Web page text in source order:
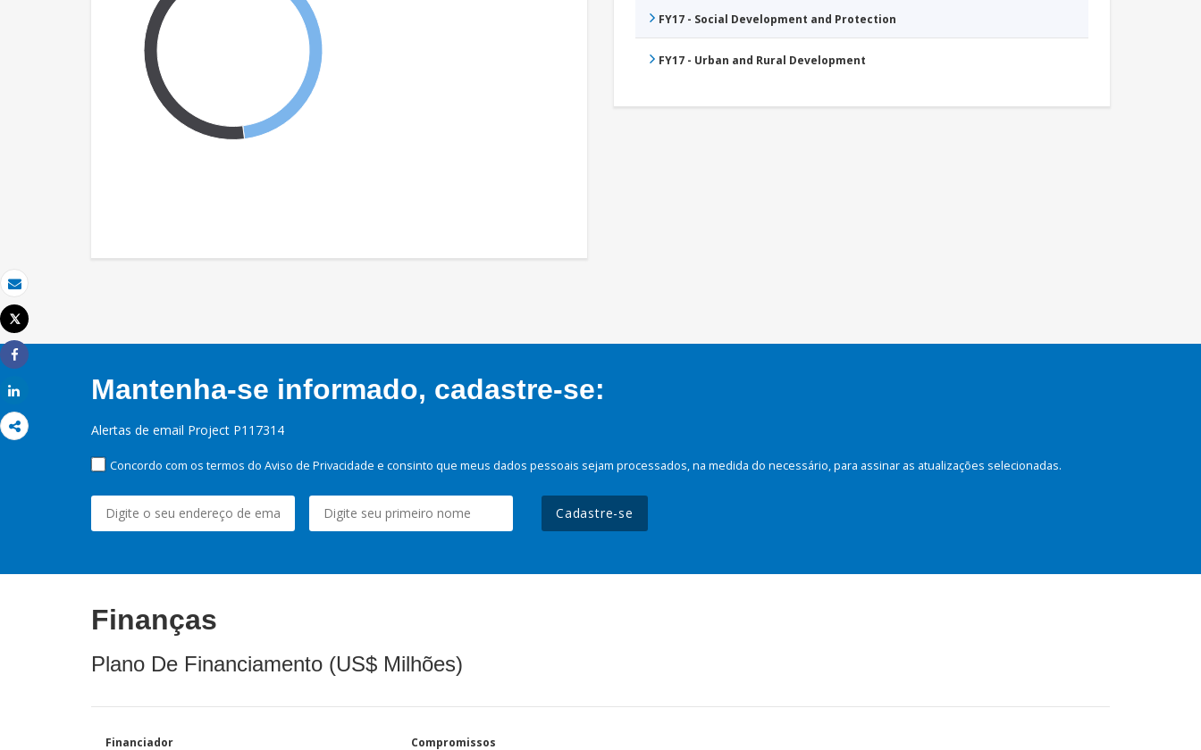
Email
Imprimir
Tweet
Share
FY17 - Social Development and Protection
FY17 - Urban and Rural Development
Mantenha-se informado, cadastre-se:
Alertas de email Project P117314
Concordo com os termos do Aviso de Privacidade e consinto que meus dados pessoais sejam processados, na medida do necessário, para assinar as atualizações selecionadas.
Cadastre-se
Finanças
Plano De Financiamento (US$ Milhões)
Financiador Compromissos